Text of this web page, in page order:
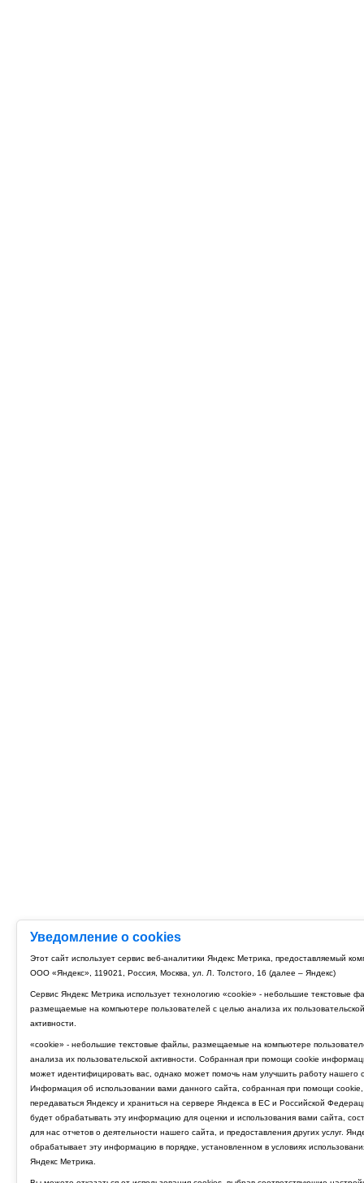
Уведомление о cookies
Этот сайт использует сервис веб-аналитики Яндекс Метрика, предоставляемый
ООО «Яндекс», 119021, Россия, Москва, ул. Л. Толстого, 16 (далее – Яндекс)
Сервис Яндекс Метрика использует технологию «cookie» - небольшие текстовые
размещаемые на компьютере пользователей с целью анализа их пользовательской
активности.
«cookie» - небольшие текстовые файлы, размещаемые на компьютере
анализа их пользовательской активности. Собранная при помощи cookie
может идентифицировать вас, однако может помочь нам улучшить работу нашего
Информация об использовании вами данного сайта, собранная при помощи cookie,
передаваться Яндексу и храниться на сервере Яндекса в ЕС и Российской
будет обрабатывать эту информацию для оценки и использования вами сайта,
для нас отчетов о деятельности нашего сайта, и предоставления других услуг.
обрабатывает эту информацию в порядке, установленном в условиях
Яндекс Метрика.